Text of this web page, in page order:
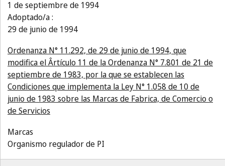
1 de septiembre de 1994
Adoptado/a :
29 de junio de 1994
Ordenanza N° 11.292, de 29 de junio de 1994, que
modifica el Ârtículo 11 de la Ordenanza N° 7.801 de 21 de
septiembre de 1983, por la que se establecen las
Condiciones que implementa la Ley N° 1.058 de 10 de
junio de 1983 sobre las Marcas de Fabrica, de Comercio o
de Servicios
Marcas
Organismo regulador de PI